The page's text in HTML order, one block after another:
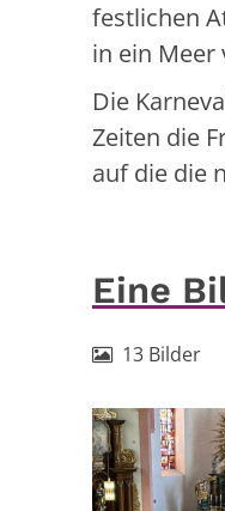
festlichen
in ein Meer
Die
Zeiten die
auf die die
Eine
13 Bilder